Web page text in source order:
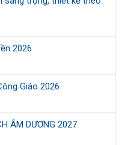
2026
Giáo 2026
ÂM DƯƠNG 2027